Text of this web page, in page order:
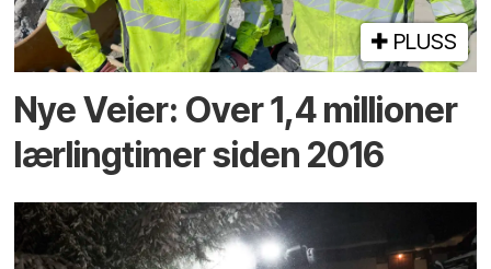
PLUSS
Nye Veier: Over 1,4 millioner
lærlingtimer siden 2016